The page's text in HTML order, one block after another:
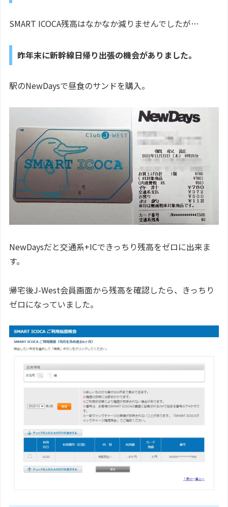
SMART ICOCA残高はなかなか減りませんでしたが…
昨年末に新幹線日帰り出張の機会がありました。
駅のNewDaysで昼食のサンドを購入。
NewDaysだと交通系+ICできっちり残高をゼロに出来ま
す。
帰宅後J-West会員画面から残高を確認したら、きっちり
ゼロになっていました。